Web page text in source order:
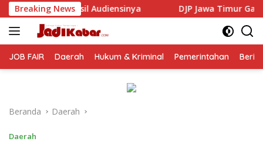
Langsung
ke
konten
Breaking NewsDJP Jawa Timur Gandeng GP Ansor Tingkatkan
JOB FAIR Daerah Hukum & Kriminal Pemerintahan
Beranda Daerah
Daerah